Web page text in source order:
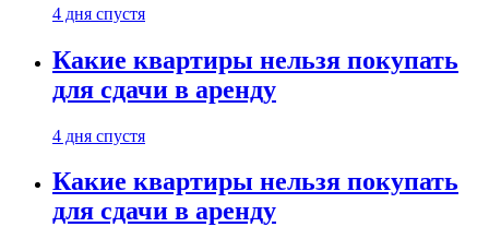
4 дня спустя
Какие квартиры нельзя покупать
для сдачи в аренду
4 дня спустя
Какие квартиры нельзя покупать
для сдачи в аренду